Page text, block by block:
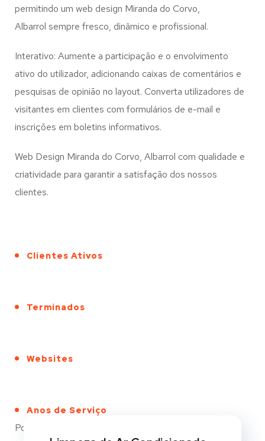
permitindo um web design Miranda do Corvo,
Albarrol sempre fresco, dinâmico e profissional.
Interativo: Aumente a participação e o envolvimento
ativo do utilizador, adicionando caixas de comentários e
pesquisas de opinião no layout. Converta utilizadores de
visitantes em clientes com formulários de e-mail e
inscrições em boletins informativos.
Web Design Miranda do Corvo, Albarrol com qualidade e
criatividade para garantir a satisfação dos nossos
clientes.
Clientes Ativos
Terminados
Websites
Anos de Serviço
Portfólio